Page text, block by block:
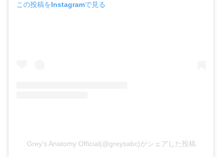
この投稿をInstagramで見る
Grey’s Anatomy Official(@greysabc)がシェアした投稿